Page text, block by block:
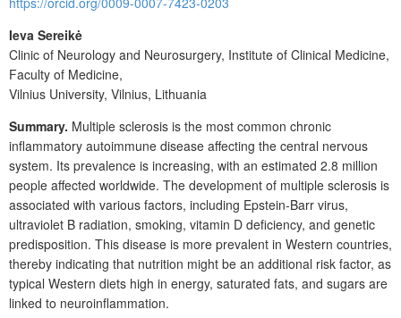
Ieva Sereikė
Clinic of Neurology and Neurosurgery, Institute of Clinical Medicine,
Faculty of Medicine,
Vilnius University, Vilnius, Lithuania
Summary. Multiple sclerosis is the most common chronic
inflammatory autoimmune disease affecting the central nervous
system. Its prevalence is increasing, with an estimated 2.8 million
people affected worldwide. The development of multiple sclerosis is
associated with various factors, including Epstein-Barr virus,
ultraviolet B radiation, smoking, vitamin D deficiency, and genetic
predisposition. This disease is more prevalent in Western countries,
thereby indicating that nutrition might be an additional risk factor, as
typical Western diets high in energy, saturated fats, and sugars are
linked to neuroinflammation.